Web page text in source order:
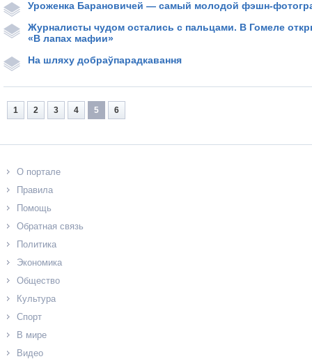
Уроженка Барановичей — самый молодой фэшн­-
Журналисты чудом остались с пальцами. В Гомеле
«В лапах мафии»
На шляху добраўпарадкавання
1 2 3 4 5 6
О портале
Правила
Помощь
Обратная связь
Политика
Экономика
Общество
Культура
Спорт
В мире
Видео